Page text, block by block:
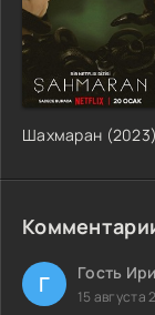
Шахмаран (2023)
Г Гость
15 августа